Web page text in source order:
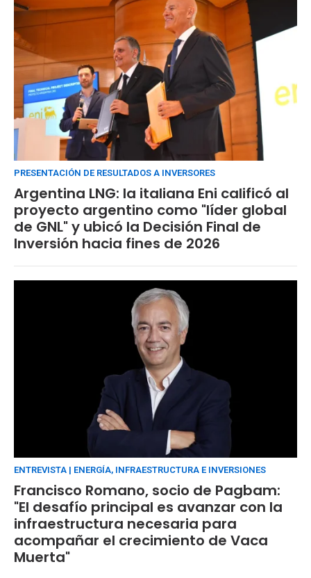
PRESENTACIÓN DE RESULTADOS A INVERSORES
Argentina LNG: la italiana Eni calificó al
proyecto argentino como "líder global
de GNL" y ubicó la Decisión Final de
Inversión hacia fines de 2026
ENTREVISTA | ENERGÍA, INFRAESTRUCTURA E INVERSIONES
Francisco Romano, socio de Pagbam:
"El desafío principal es avanzar con la
infraestructura necesaria para
acompañar el crecimiento de Vaca
Muerta"